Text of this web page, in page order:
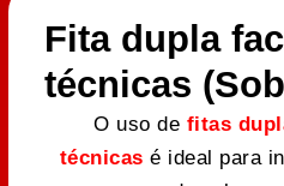
Fita dupla
técnicas
O uso de fitas
técnicas é ideal para